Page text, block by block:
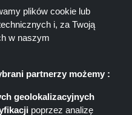
nie są zaangażowani, gdy
plików cookie lub
i, za Twoją
w naszym
partnerzy możemy :
geolokalizacyjnych
poprzez analizę